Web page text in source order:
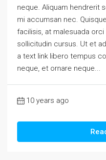
neque. Aliquam hendrerit
mi accumsan nec.
facilisis, at malesuada
sollicitudin cursus. Ut et
a text link libero tempus
neque, et ornare neque...
10 years ago